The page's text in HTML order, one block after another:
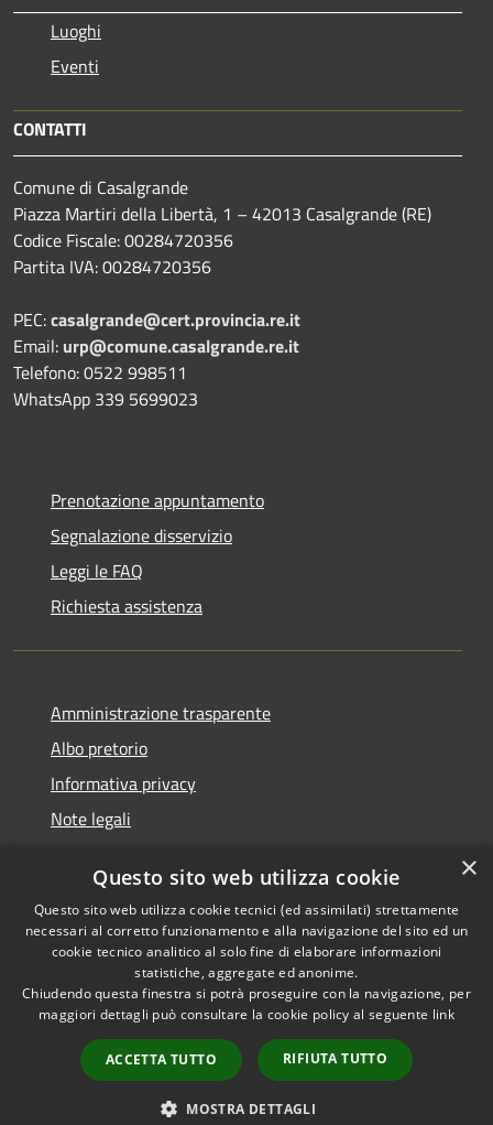
Luoghi
Eventi
CONTATTI
Comune di Casalgrande
Piazza Martiri della Libertà, 1 – 42013 Casalgrande (RE)
Codice Fiscale: 00284720356
Partita IVA: 00284720356
PEC:casalgrande@cert.provincia.re.it
Email: urp@comune.casalgrande.re.it
Telefono: 0522 998511
WhatsApp 339 5699023
Prenotazione appuntamento
Segnalazione disservizio
Leggi le FAQ
Richiesta assistenza
Amministrazione trasparente
Albo pretorio
Informativa privacy
Note legali
Piano di miglioramento del sito
RSS
Accessibilità
Copyright © 2026 • Comune di
Casalgrande • Powered by
Municipium•
Accesso
redazione
×
Questo sito web utilizza cookie
Questo sito web utilizza cookie tecnici (ed assimilati) strettamente
necessari al corretto funzionamento e alla navigazione del sito ed un
cookie tecnico analitico al solo fine di elaborare informazioni
statistiche, aggregate ed anonime.
Chiudendo questa finestra si potrà proseguire con la navigazione, per
maggiori dettagli può consultare la cookie policy al seguente link
ACCETTA TUTTO RIFIUTA TUTTO
MOSTRA DETTAGLI